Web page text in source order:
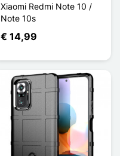
Xiaomi Redmi Note 10 /
Note 10s
€ 14,99